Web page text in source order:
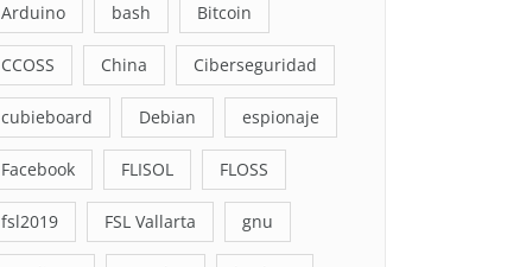
Arduino bash Bitcoin
CCOSS China Ciberseguridad
cubieboard Debian espionaje
Facebook FLISOL FLOSS
fsl2019 FSL Vallarta gnu